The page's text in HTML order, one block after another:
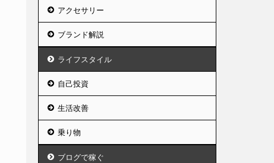
アクセサリー
ブランド解説
ライフスタイル
自己投資
生活改善
乗り物
ブログで稼ぐ